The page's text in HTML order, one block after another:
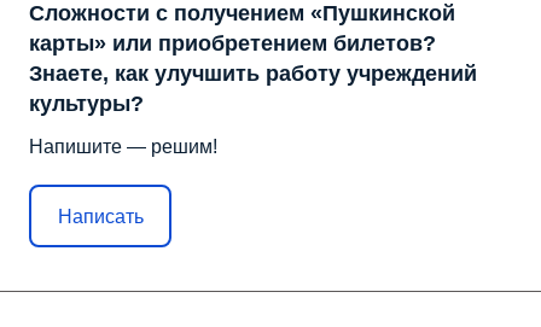
Сложности с получением «Пушкинской
карты» или приобретением билетов?
Знаете, как улучшить работу учреждений
культуры?
Напишите — решим!
Написать